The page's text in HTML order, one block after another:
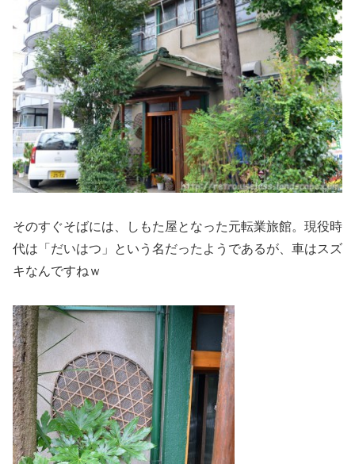
そのすぐそばには、しもた屋となった元転業旅館。現役時
代は「だいはつ」という名だったようであるが、車はスズ
キなんですねｗ